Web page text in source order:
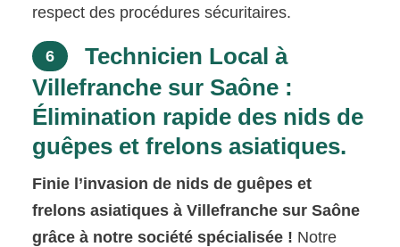
respect des procédures sécuritaires.
6
Technicien Local à
Villefranche sur Saône :
Élimination rapide des nids de
guêpes et frelons asiatiques.
Finie l’invasion de nids de guêpes et
frelons asiatiques à Villefranche sur Saône
grâce à notre société spécialisée ! Notre